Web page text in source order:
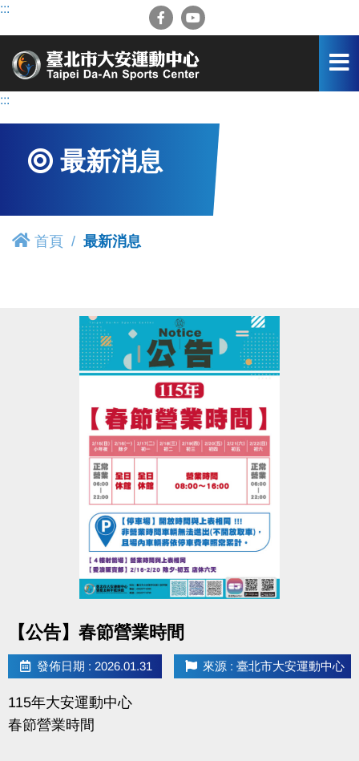
跳
容
:::
:::
最新消息
首頁 最新消息
【公告】春節營業時間
發佈日期 : 2026.01.31 來源 : 臺北市大安運動中心
115年大安運動中心
春節營業時間